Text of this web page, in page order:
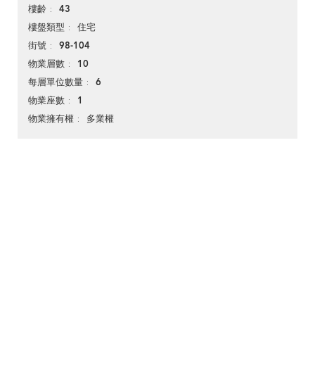
樓齡 43
樓盤類型 住宅
街號 98-104
物業層數 10
每層單位數量 6
物業座數 1
物業擁有權 多業權